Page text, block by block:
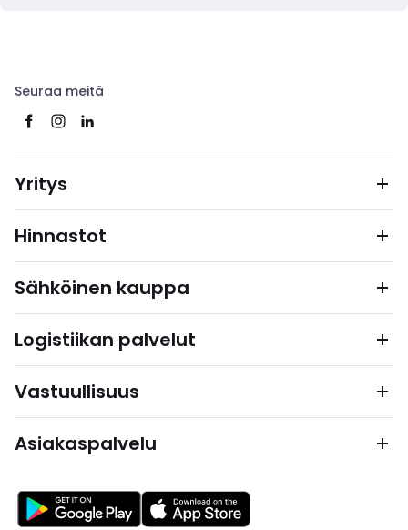
Seuraa meitä
Yritys
Hinnastot
Sähköinen kauppa
Logistiikan palvelut
Vastuullisuus
Asiakaspalvelu